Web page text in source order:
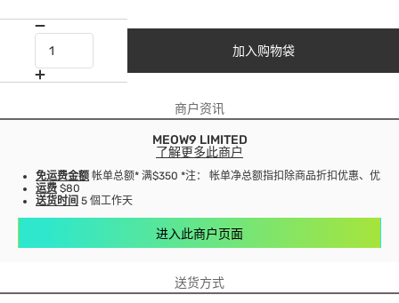
加入购物袋
商户资讯
MEOW9 LIMITED
了解更多此商户
免运费金额 帐单总额* 满$350 *注： 帐单净总额指扣除商品折扣优惠、优惠
运费 $80
送货时间 5 個工作天
进入此商户页面
送货方式